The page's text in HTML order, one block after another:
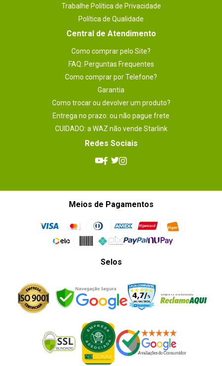
Trabalhe Política de Privacidade
Política de Qualidade
Central de Atendimento
Como comprar pelo Site?
FAQ: Perguntas Frequentes
Como comprar por Telefone?
Garantia
Como trocar ou devolver um produto?
Entrega no prazo: ou não pague frete
CUIDADO: a WAZ não vende Starlink
Redes Sociais
Meios de Pagamentos
Selos